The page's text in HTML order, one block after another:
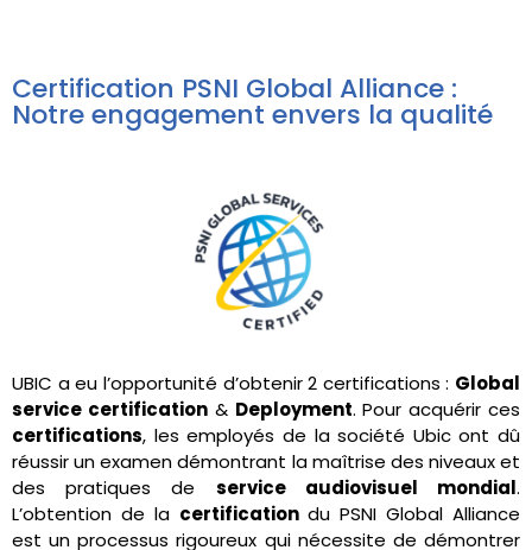
Certification PSNI Global Alliance :
Notre engagement envers la qualité
UBIC a eu l’opportunité d’obtenir 2 certifications : Global
service certification& Deployment. Pour acquérir ces
certifications, les employés de la société Ubic ont dû
réussir un examen démontrant la maîtrise des niveaux et
des pratiques de service audiovisuel mondial.
L’obtention de la certificationdu PSNI Global Alliance
est un processus rigoureux qui nécessite de démontrer